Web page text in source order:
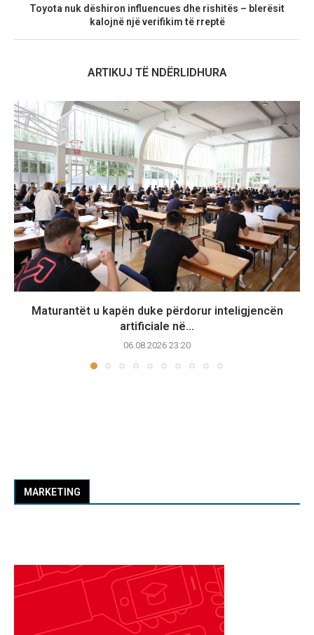
Toyota nuk dëshiron influencues dhe rishitës – blerësit
kalojnë një verifikim të rreptë
ARTIKUJ TË NDËRLIDHURA
Maturantët u kapën duke përdorur inteligjencën
artificiale në...
06.08.2026 23:20
MARKETING